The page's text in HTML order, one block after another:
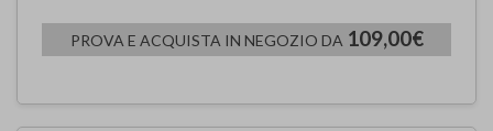
PROVA E ACQUISTA IN NEGOZIO DA 109,00€